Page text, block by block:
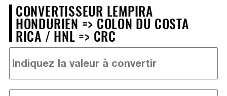
CONVERTISSEUR LEMPIRA
HONDURIEN => COLON DU COSTA
RICA / HNL => CRC